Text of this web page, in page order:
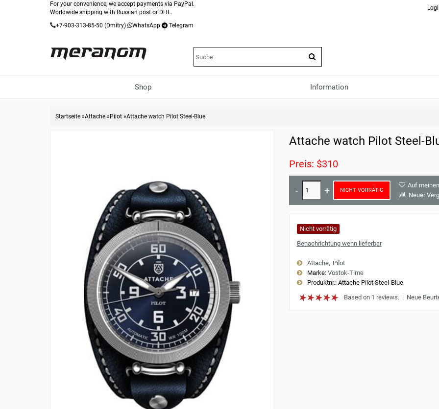
For your convenience, we accept payments via PayPal.
Worldwide shipping with Russian post or DHL.
+7-903-313-85-50 (Dmitry) WhatsApp Telegram
Shop Information
Startseite »Attache » Pilot »Attache watch Pilot Steel-Blue
Attache watch Pilot Steel-
Preis: $310
NICHT VORRÄTIG
Auf
Neuer
Nicht vorrätig
Benachrichtung wenn lieferbar
Attache
Pilot
Marke: Vostok-Time
Produktnr.:Attache Pilot Steel-Blue
Based on 1 reviews.| Neue